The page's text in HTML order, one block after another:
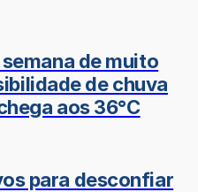
de muito
de chuva
aos 36°C
para desconfiar